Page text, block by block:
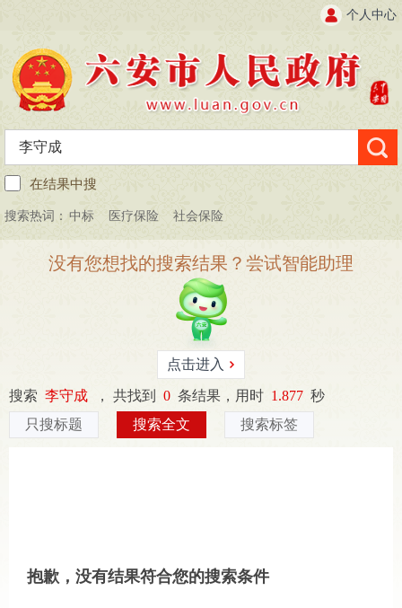
个人中心
在结果中搜
搜索热词： 中标 医疗保险 社会保险
没有您想找的搜索结果？尝试智能助理
点击进入
搜索 李守成 ， 共找到 0 条结果，用时 1.877 秒
只搜标题
搜索全文 搜索标签
抱歉，没有结果符合您的搜索条件